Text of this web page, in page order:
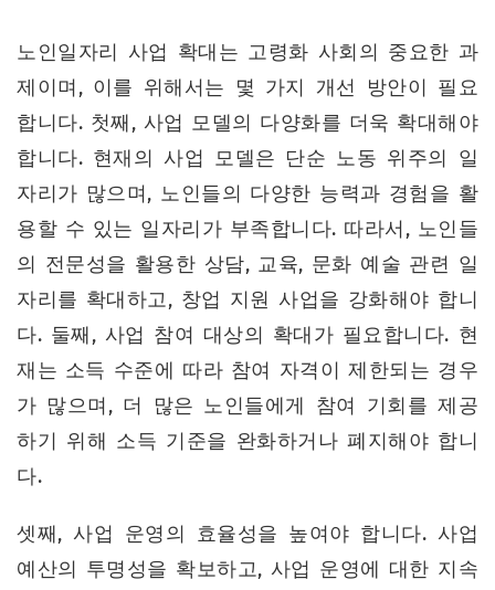
노인일자리 사업 확대는 고령화 사회의 중요한 과
제이며, 이를 위해서는 몇 가지 개선 방안이 필요
합니다. 첫째, 사업 모델의 다양화를 더욱 확대해야
합니다. 현재의 사업 모델은 단순 노동 위주의 일
자리가 많으며, 노인들의 다양한 능력과 경험을 활
용할 수 있는 일자리가 부족합니다. 따라서, 노인들
의 전문성을 활용한 상담, 교육, 문화 예술 관련 일
자리를 확대하고, 창업 지원 사업을 강화해야 합니
다. 둘째, 사업 참여 대상의 확대가 필요합니다. 현
재는 소득 수준에 따라 참여 자격이 제한되는 경우
가 많으며, 더 많은 노인들에게 참여 기회를 제공
하기 위해 소득 기준을 완화하거나 폐지해야 합니
다.
셋째, 사업 운영의 효율성을 높여야 합니다. 사업
예산의 투명성을 확보하고, 사업 운영에 대한 지속